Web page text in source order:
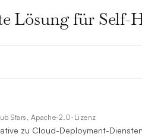
Lösung für Self-
Stars, Apache-2.0-Lizenz
zu Cloud-Deployment-